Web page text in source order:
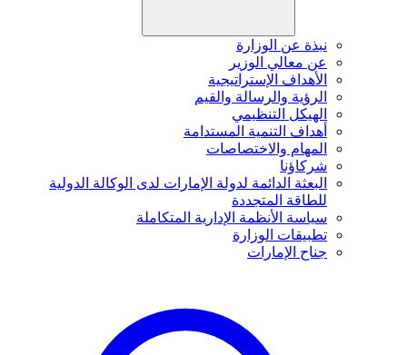
نبذة عن الوزارة
عن معالي الوزير
الأهداف الإستراتيجية
الرؤية والرسالة والقيم
الهيكل التنظيمي
أهداف التنمية المستدامة
المهام والاختصاصات
شركاؤنا
البعثة الدائمة لدولة الإمارات لدى الوكالة الدولية
للطاقة المتجددة
سياسة الأنظمة الإدارية المتكاملة
تطبيقات الوزارة
جناح الإمارات